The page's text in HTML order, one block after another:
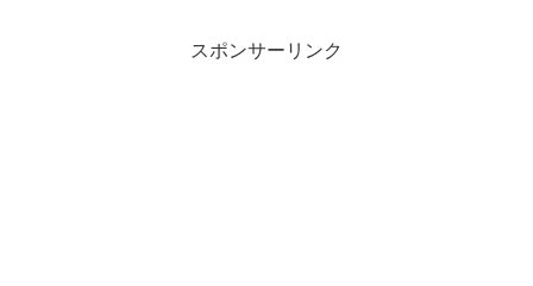
スポンサーリンク